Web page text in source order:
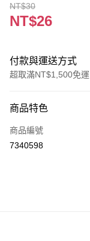
NT$30
NT$26
付款與運送方式
超取滿NT$1,500免運
信用卡一次付款
超商取貨付款
商品特色
商品編號
7340598